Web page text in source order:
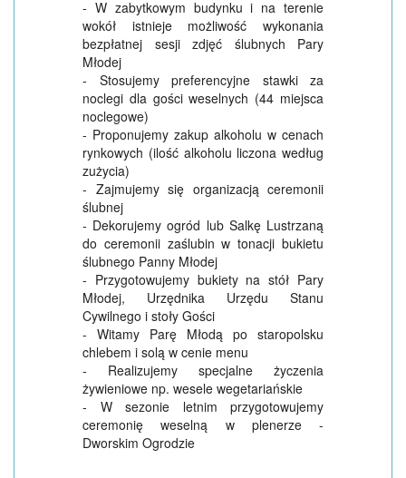
- W zabytkowym budynku i na terenie
wokół istnieje możliwość wykonania
bezpłatnej sesji zdjęć ślubnych Pary
Młodej
- Stosujemy preferencyjne stawki za
noclegi dla gości weselnych (44 miejsca
noclegowe)
- Proponujemy zakup alkoholu w cenach
rynkowych (ilość alkoholu liczona według
zużycia)
- Zajmujemy się organizacją ceremonii
ślubnej
- Dekorujemy ogród lub Salkę Lustrzaną
do ceremonii zaślubin w tonacji bukietu
ślubnego Panny Młodej
- Przygotowujemy bukiety na stół Pary
Młodej, Urzędnika Urzędu Stanu
Cywilnego i stoły Gości
- Witamy Parę Młodą po staropolsku
chlebem i solą w cenie menu
- Realizujemy specjalne życzenia
żywieniowe np. wesele wegetariańskie
- W sezonie letnim przygotowujemy
ceremonię weselną w plenerze -
Dworskim Ogrodzie